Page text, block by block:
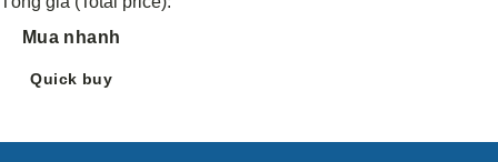
Mua nhanh
Quick buy